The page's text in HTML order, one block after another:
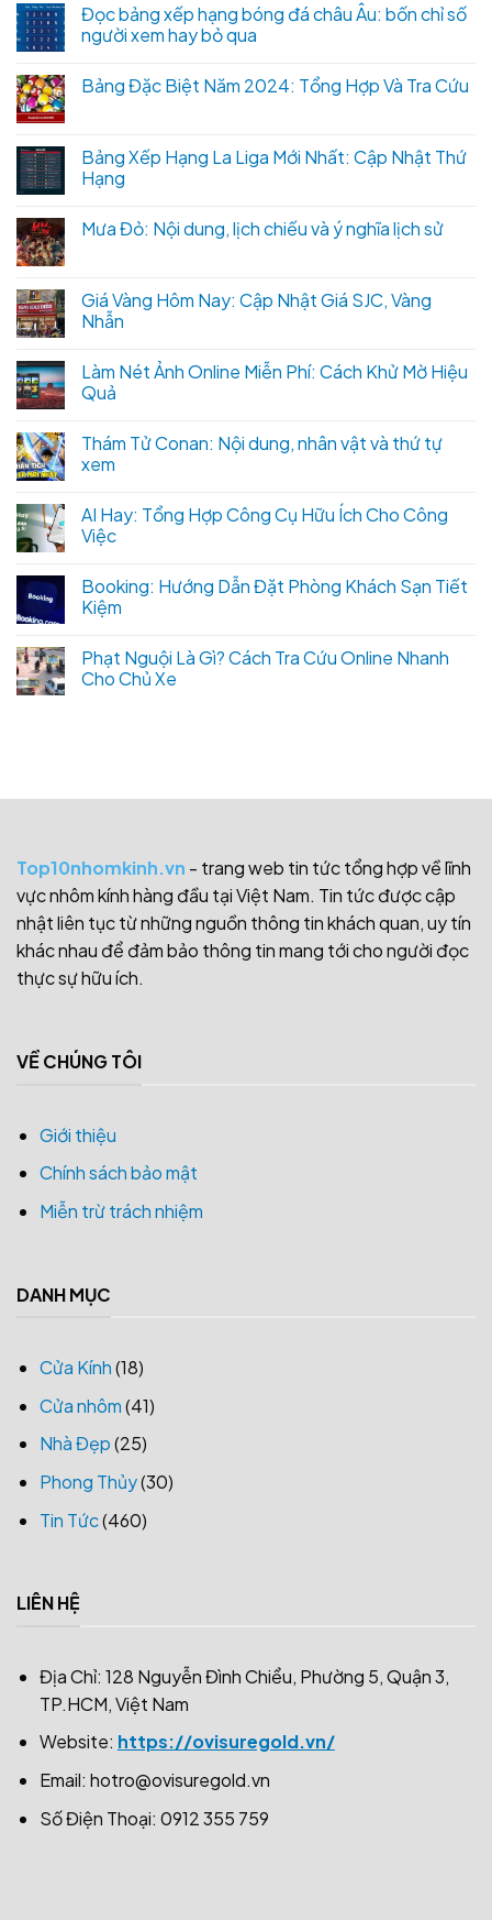
Đọc bảng xếp hạng bóng đá châu Âu: bốn chỉ số
người xem hay bỏ qua
Bảng Đặc Biệt Năm 2024: Tổng Hợp Và Tra Cứu
Bảng Xếp Hạng La Liga Mới Nhất: Cập Nhật Thứ
Hạng
Mưa Đỏ: Nội dung, lịch chiếu và ý nghĩa lịch sử
Giá Vàng Hôm Nay: Cập Nhật Giá SJC, Vàng
Nhẫn
Làm Nét Ảnh Online Miễn Phí: Cách Khử Mờ Hiệu
Quả
Thám Tử Conan: Nội dung, nhân vật và thứ tự
xem
AI Hay: Tổng Hợp Công Cụ Hữu Ích Cho Công
Việc
Booking: Hướng Dẫn Đặt Phòng Khách Sạn Tiết
Kiệm
Phạt Nguội Là Gì? Cách Tra Cứu Online Nhanh
Cho Chủ Xe
Top10nhomkinh.vn - trang web tin tức tổng hợp về lĩnh
vực nhôm kính hàng đầu tại Việt Nam. Tin tức được cập
nhật liên tục từ những nguồn thông tin khách quan, uy tín
khác nhau để đảm bảo thông tin mang tới cho người đọc
thực sự hữu ích.
VỀ CHÚNG TÔI
Giới thiệu
Chính sách bảo mật
Miễn trừ trách nhiệm
DANH MỤC
Cửa Kính(18)
Cửa nhôm(41)
Nhà Đẹp(25)
Phong Thủy(30)
Tin Tức(460)
LIÊN HỆ
Địa Chỉ: 128 Nguyễn Đình Chiểu, Phường 5, Quận 3,
TP.HCM, Việt Nam
Website: https://ovisuregold.vn/
Email: hotro@ovisuregold.vn
Số Điện Thoại: 0912 355 759